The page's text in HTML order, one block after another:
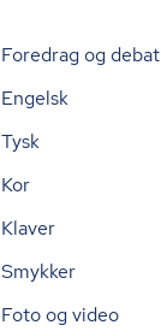
Foredrag og debat
Engelsk
Tysk
Kor
Klaver
Smykker
Foto og video